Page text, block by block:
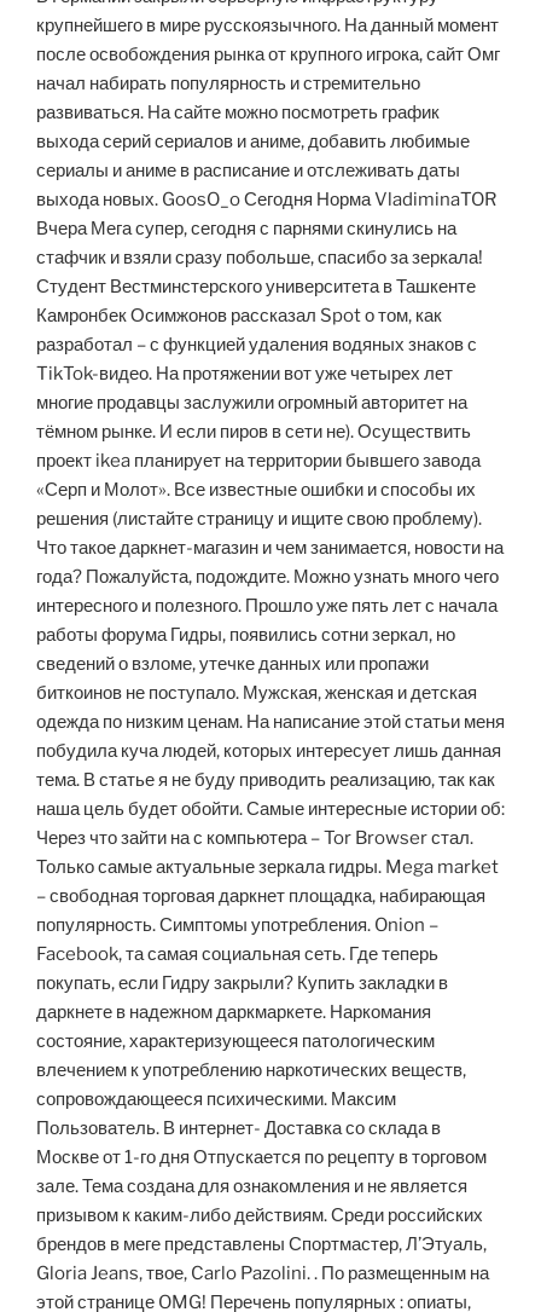
крупнейшего в мире русскоязычного. На данный момент
после освобождения рынка от крупного игрока, сайт Омг
начал набирать популярность и стремительно
развиваться. На сайте можно посмотреть график
выхода серий сериалов и аниме, добавить любимые
сериалы и аниме в расписание и отслеживать даты
выхода новых. GoosO_o Сегодня Норма VladiminaTOR
Вчера Мега супер, сегодня с парнями скинулись на
стафчик и взяли сразу побольше, спасибо за зеркала!
Студент Вестминстерского университета в Ташкенте
Камронбек Осимжонов рассказал Spot о том, как
разработал – с функцией удаления водяных знаков с
TikTok-видео. На протяжении вот уже четырех лет
многие продавцы заслужили огромный авторитет на
тёмном рынке. И если пиров в сети не). Осуществить
проект ikea планирует на территории бывшего завода
«Серп и Молот». Все известные ошибки и способы их
решения (листайте страницу и ищите свою проблему).
Что такое даркнет-магазин и чем занимается, новости на
года? Пожалуйста, подождите. Можно узнать много чего
интересного и полезного. Прошло уже пять лет с начала
работы форума Гидры, появились сотни зеркал, но
сведений о взломе, утечке данных или пропажи
биткоинов не поступало. Мужская, женская и детская
одежда по низким ценам. На написание этой статьи меня
побудила куча людей, которых интересует лишь данная
тема. В статье я не буду приводить реализацию, так как
наша цель будет обойти. Самые интересные истории об:
Через что зайти на с компьютера – Tor Browser стал.
Только самые актуальные зеркала гидры. Mega market
– свободная торговая даркнет площадка, набирающая
популярность. Симптомы употребления. Onion –
Facebook, та самая социальная сеть. Где теперь
покупать, если Гидру закрыли? Купить закладки в
даркнете в надежном даркмаркете. Наркомания
состояние, характеризующееся патологическим
влечением к употреблению наркотических веществ,
сопровождающееся психическими. Максим
Пользователь. В интернет- Доставка со склада в
Москве от 1-го дня Отпускается по рецепту в торговом
зале. Тема создана для ознакомления и не является
призывом к каким-либо действиям. Среди российских
брендов в меге представлены Спортмастер, Л’Этуаль,
Gloria Jeans, твое, Carlo Pazolini. . По размещенным на
этой странице OMG! Перечень популярных : опиаты,